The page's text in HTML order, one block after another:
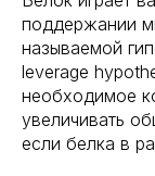
поддержании
называемой
leverage
необходимое
увеличивать
если белка в